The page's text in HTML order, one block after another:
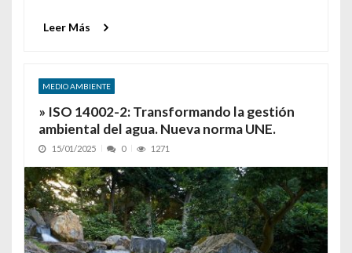
Leer Más
MEDIO AMBIENTE
» ISO 14002-2: Transformando la gestión
ambiental del agua. Nueva norma UNE.
15/01/2025 0 1271